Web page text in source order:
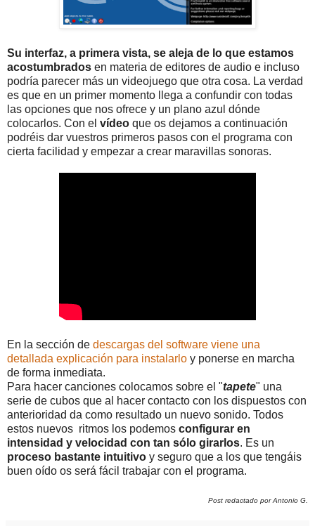
Su interfaz, a primera vista, se aleja de lo que estamos
acostumbrados en materia de editores de audio e incluso
podría parecer más un videojuego que otra cosa. La verdad
es que en un primer momento llega a confundir con todas
las opciones que nos ofrece y un plano azul dónde
colocarlos. Con el vídeo que os dejamos a continuación
podréis dar vuestros primeros pasos con el programa con
cierta facilidad y empezar a crear maravillas sonoras.
En la sección de descargas del software viene una
detallada explicación para instalarlo y ponerse en marcha
de forma inmediata.
Para hacer canciones colocamos sobre el "tapete" una
serie de cubos que al hacer contacto con los dispuestos con
anterioridad da como resultado un nuevo sonido. Todos
estos nuevos ritmos los podemos configurar en
intensidad y velocidad con tan sólo girarlos. Es un
proceso bastante intuitivo y seguro que a los que tengáis
buen oído os será fácil trabajar con el programa.
Post redactado por Antonio G.